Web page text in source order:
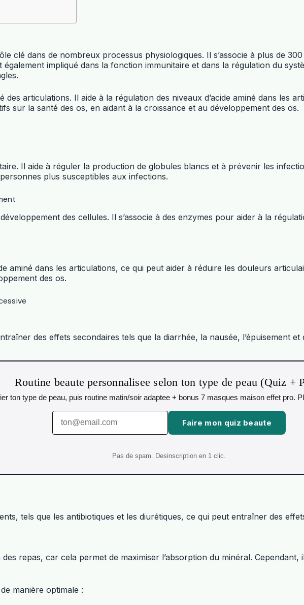
clé dans de nombreux processus physiologiques. Il s’associe à plus de
impliqué dans la fonction immunitaire et dans la régulation du
articulations. Il aide à la régulation des niveaux d’acide aminé dans les
sur la santé des os, en aidant à la croissance et au développement des os.
Il aide à réguler la production de globules blancs et à prévenir les
plus susceptibles aux infections.
des cellules. Il s’associe à des enzymes pour aider à la
aminé dans les articulations, ce qui peut aider à réduire les douleurs
des os.
des effets secondaires tels que la diarrhée, la nausée, l’épuisement
Routine beaute personnalisee selon ton type de peau (Quiz +
ton type de peau, puis routine matin/soir adaptee + bonus 7 masques maison effet pro.
Faire mon quiz beaute
Pas de spam. Desinscription en 1 clic.
tels que les antibiotiques et les diurétiques, ce qui peut entraîner des
repas, car cela permet de maximiser l’absorption du minéral.
manière optimale :